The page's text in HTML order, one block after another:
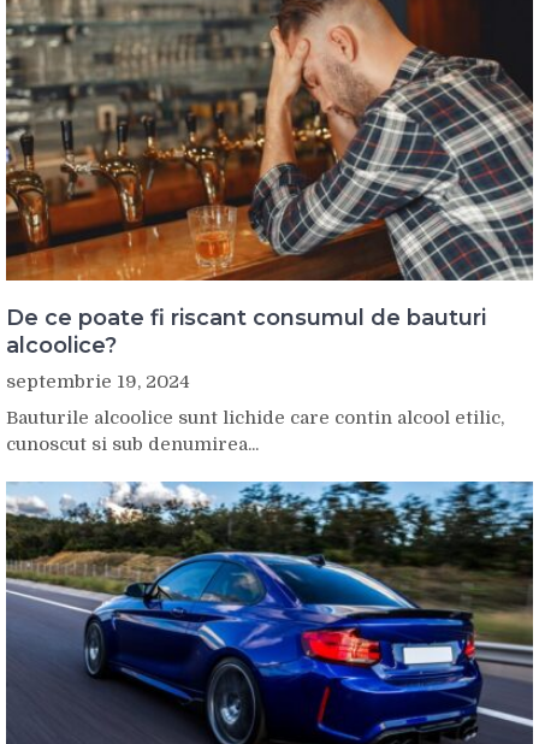
De ce poate fi riscant consumul de bauturi
alcoolice?
septembrie 19, 2024
Bauturile alcoolice sunt lichide care contin alcool etilic,
cunoscut si sub denumirea...